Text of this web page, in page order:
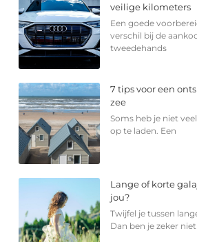
veilige kilometers
Een goede
verschil bij de
tweedehands
7 tips voor een
zee
Soms heb je niet
op te laden. Een
Lange of korte
jou?
Twijfel je tussen
Dan ben je zeker niet